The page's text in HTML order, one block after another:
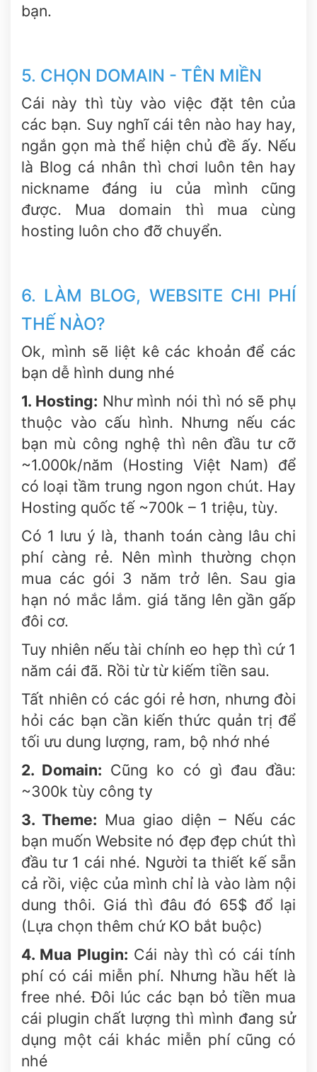
bạn.
5. CHỌN DOMAIN - TÊN MIỀN
Cái này thì tùy vào việc đặt tên của
các bạn. Suy nghĩ cái tên nào hay hay,
ngắn gọn mà thể hiện chủ đề ấy. Nếu
là Blog cá nhân thì chơi luôn tên hay
nickname đáng iu của mình cũng
được. Mua domain thì mua cùng
hosting luôn cho đỡ chuyển.
6. LÀM BLOG, WEBSITE CHI PHÍ
THẾ NÀO?
Ok, mình sẽ liệt kê các khoản để các
bạn dễ hình dung nhé
1. Hosting: Như mình nói thì nó sẽ phụ
thuộc vào cấu hình. Nhưng nếu các
bạn mù công nghệ thì nên đầu tư cỡ
~1.000k/năm (Hosting Việt Nam) để
có loại tầm trung ngon ngon chút. Hay
Hosting quốc tế ~700k – 1 triệu, tùy.
Có 1 lưu ý là, thanh toán càng lâu chi
phí càng rẻ. Nên mình thường chọn
mua các gói 3 năm trở lên. Sau gia
hạn nó mắc lắm. giá tăng lên gần gấp
đôi cơ.
Tuy nhiên nếu tài chính eo hẹp thì cứ 1
năm cái đã. Rồi từ từ kiếm tiền sau.
Tất nhiên có các gói rẻ hơn, nhưng đòi
hỏi các bạn cần kiến thức quản trị để
tối ưu dung lượng, ram, bộ nhớ nhé
2. Domain: Cũng ko có gì đau đầu:
~300k tùy công ty
3. Theme: Mua giao diện – Nếu các
bạn muốn Website nó đẹp đẹp chút thì
đầu tư 1 cái nhé. Người ta thiết kế sẵn
cả rồi, việc của mình chỉ là vào làm nội
dung thôi. Giá thì đâu đó 65$ đổ lại
(Lựa chọn thêm chứ KO bắt buộc)
4. Mua Plugin: Cái này thì có cái tính
phí có cái miễn phí. Nhưng hầu hết là
free nhé. Đôi lúc các bạn bỏ tiền mua
cái plugin chất lượng thì mình đang sử
dụng một cái khác miễn phí cũng có
nhé